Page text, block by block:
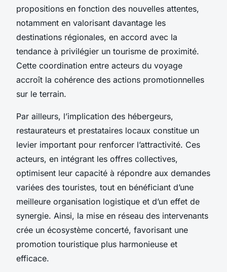
propositions en fonction des nouvelles attentes,
notamment en valorisant davantage les
destinations régionales, en accord avec la
tendance à privilégier un tourisme de proximité.
Cette coordination entre acteurs du voyage
accroît la cohérence des actions promotionnelles
sur le terrain.
Par ailleurs, l’implication des hébergeurs,
restaurateurs et prestataires locaux constitue un
levier important pour renforcer l’attractivité. Ces
acteurs, en intégrant les offres collectives,
optimisent leur capacité à répondre aux demandes
variées des touristes, tout en bénéficiant d’une
meilleure organisation logistique et d’un effet de
synergie. Ainsi, la mise en réseau des intervenants
crée un écosystème concerté, favorisant une
promotion touristique plus harmonieuse et
efficace.